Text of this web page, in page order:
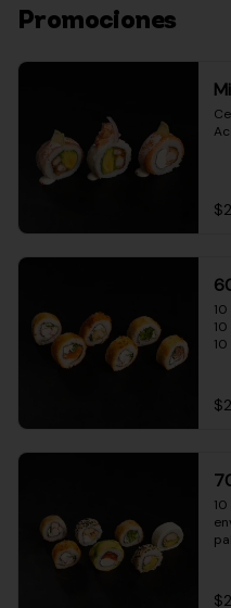
Promociones
-